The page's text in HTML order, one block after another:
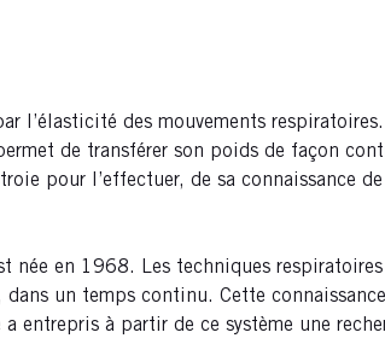
l’élasticité des mouvements
de transférer son poids de façon
pour l’effectuer, de sa
née en 1968. Les techniques
un temps continu. Cette
entrepris à partir de ce système une